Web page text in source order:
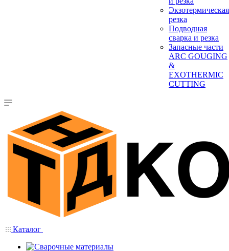
Экзотермическая
резка
Подводная
сварка и резка
Запасные части
ARC GOUGING
&
EXOTHERMIC
CUTTING
Каталог